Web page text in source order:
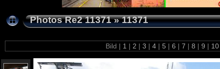
Photos Re2 11371»11371
Bild | 1 | 2 | 3 | 4 | 5 | 6 | 7 | 8 | 9 |